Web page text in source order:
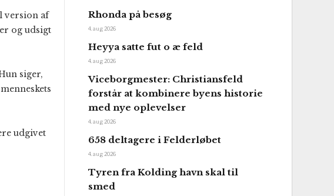
version af
og udsigt
siger,
udgivet
Rhonda på besøg
4. aug 2026
Heyya satte fut o æ feld
4. aug 2026
Viceborgmester: Christiansfeld
forstår at kombinere byens historie
med nye oplevelser
4. aug 2026
658 deltagere i Felderløbet
4. aug 2026
Tyren fra Kolding havn skal til
smed